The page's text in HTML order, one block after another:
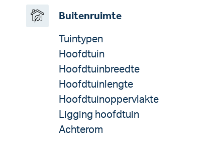
Buitenruimte
Tuintypen
Hoofdtuin
Hoofdtuinbreedte
Hoofdtuinlengte
Hoofdtuinoppervlakte
Ligging hoofdtuin
Achterom